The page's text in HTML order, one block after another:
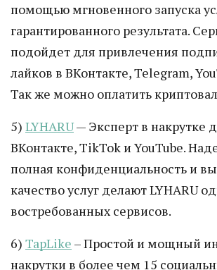
помощью мгновенного запуска
гарантированного результата.
подойдет для привлечения
лайков в ВКонтакте, Telegram,
Так же можно оплатить
5) LYHARU— Эксперт в накрутке
ВКонтакте, TikTok и YouTube.
полная конфиденциальность и
качество услуг делают LYHARU
востребованных сервисов.
6) TapLike – Простой и мощный
накрутки в более чем 15